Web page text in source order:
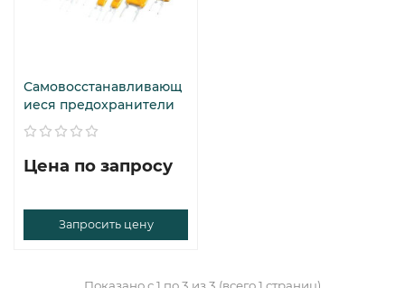
Самовосстанавливающ
иеся предоxранители
Цена по запросу
Запросить цену
Показано с 1 по 3 из 3 (всего 1 страниц)